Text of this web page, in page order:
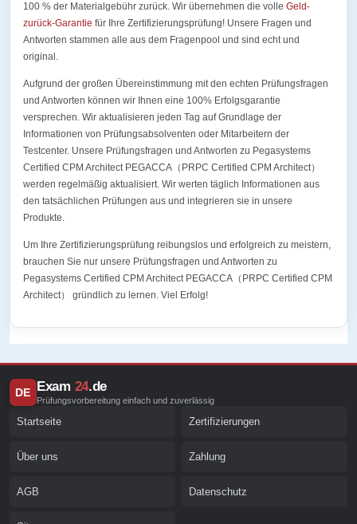
100 % der Materialgebühr zurück. Wir übernehmen die volle Geld-
zurück-Garantie für Ihre Zertifizierungsprüfung! Unsere Fragen und
Antworten stammen alle aus dem Fragenpool und sind echt und
original.
Aufgrund der großen Übereinstimmung mit den echten Prüfungsfragen
und Antworten können wir Ihnen eine 100% Erfolgsgarantie
versprechen. Wir aktualisieren jeden Tag auf Grundlage der
Informationen von Prüfungsabsolventen oder Mitarbeitern der
Testcenter. Unsere Prüfungsfragen und Antworten zu Pegasystems
Certified CPM Architect PEGACCA（PRPC Certified CPM Architect）
werden regelmäßig aktualisiert. Wir werten täglich Informationen aus
den tatsächlichen Prüfungen aus und integrieren sie in unsere
Produkte.
Um Ihre Zertifizierungsprüfung reibungslos und erfolgreich zu meistern,
brauchen Sie nur unsere Prüfungsfragen und Antworten zu
Pegasystems Certified CPM Architect PEGACCA（PRPC Certified CPM
Architect） gründlich zu lernen. Viel Erfolg!
DE Exam 24.de
Prüfungsvorbereitung einfach und zuverlässig
Startseite Zertifizierungen
Über uns Zahlung
AGB Datenschutz